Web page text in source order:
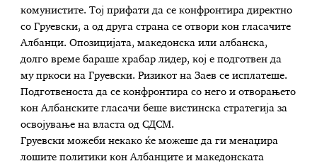
комунистите. Тој прифати да се конфронтира директно
со Груевски, а од друга страна се отвори кон гласачите
Албанци. Опозицијата, македонска или албанска,
долго време бараше храбар лидер, кој е подготвен да
му пркоси на Груевски. Ризикот на Заев се исплатеше.
Подготвеноста да се конфронтира со него и отворањето
кон Албанските гласачи беше вистинска стратегија за
освојување на власта од СДСМ.
Груевски можеби некако ќе можеше да ги менаџира
лошите политики кон Албанците и македонската